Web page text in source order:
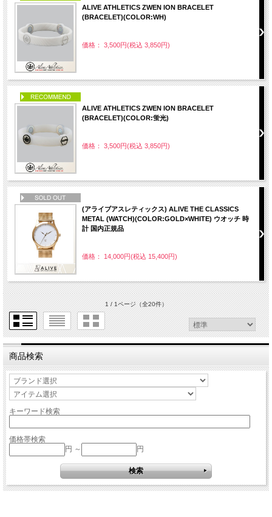
ALIVE ATHLETICS ZWEN ION BRACELET
(BRACELET)(COLOR:WH)
価格： 3,500円(税込 3,850円)
ALIVE ATHLETICS ZWEN ION BRACELET
(BRACELET)(COLOR:蛍光)
価格： 3,500円(税込 3,850円)
(アライブアスレティックス) ALIVE THE CLASSICS
METAL (WATCH)(COLOR:GOLD×WHITE) ウオッチ 時
計 国内正規品
価格： 14,000円(税込 15,400円)
1 / 1ページ（全20件）
商品検索
キーワード検索
価格帯検索
円 ～
円